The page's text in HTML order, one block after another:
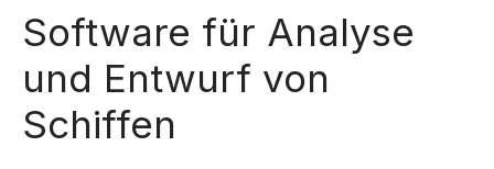
Software für Analyse
und Entwurf von
Schiffen